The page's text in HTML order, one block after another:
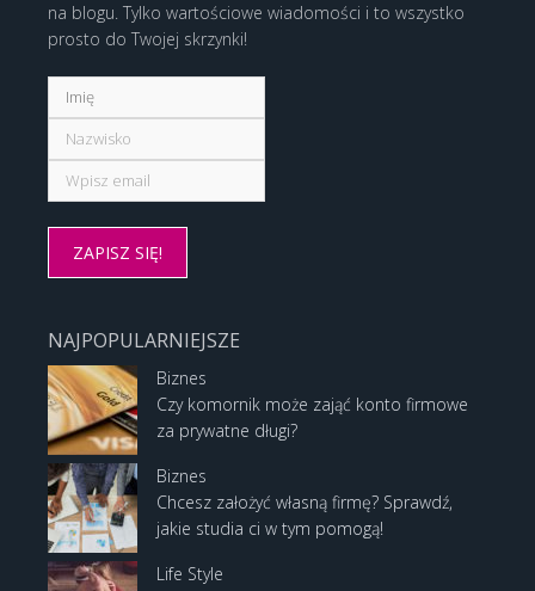
na blogu. Tylko wartościowe wiadomości i to wszystko
prosto do Twojej skrzynki!
NAJPOPULARNIEJSZE
Biznes
Czy komornik może zająć konto firmowe
za prywatne długi?
Biznes
Chcesz założyć własną firmę? Sprawdź,
jakie studia ci w tym pomogą!
Life Style